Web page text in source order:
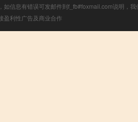
如信息有错误可发邮件到f_fb#foxmail.com说明，
盈利性广告及商业合作